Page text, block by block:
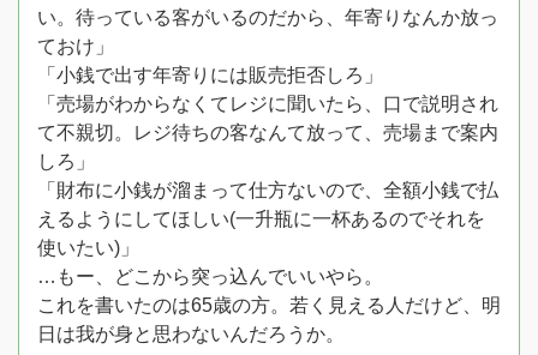
い。待っている客がいるのだから、年寄りなんか放っ
ておけ」
「小銭で出す年寄りには販売拒否しろ」
「売場がわからなくてレジに聞いたら、口で説明され
て不親切。レジ待ちの客なんて放って、売場まで案内
しろ」
「財布に小銭が溜まって仕方ないので、全額小銭で払
えるようにしてほしい(一升瓶に一杯あるのでそれを
使いたい)」
…もー、どこから突っ込んでいいやら。
これを書いたのは65歳の方。若く見える人だけど、明
日は我が身と思わないんだろうか。